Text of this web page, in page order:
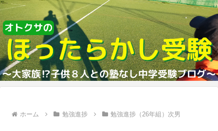
ホーム 勉強進捗 勉強進捗（26年組）次男